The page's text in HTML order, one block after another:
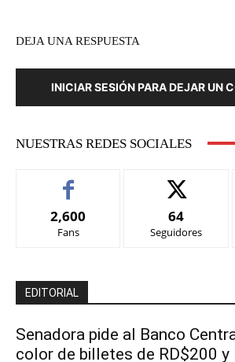
DEJA UNA RESPUESTA
INICIAR SESIÓN PARA DEJAR UN
NUESTRAS REDES SOCIALES
2,600
Fans
64
Seguidores
EDITORIAL
Senadora pide al Banco
color de billetes de RD$200 y